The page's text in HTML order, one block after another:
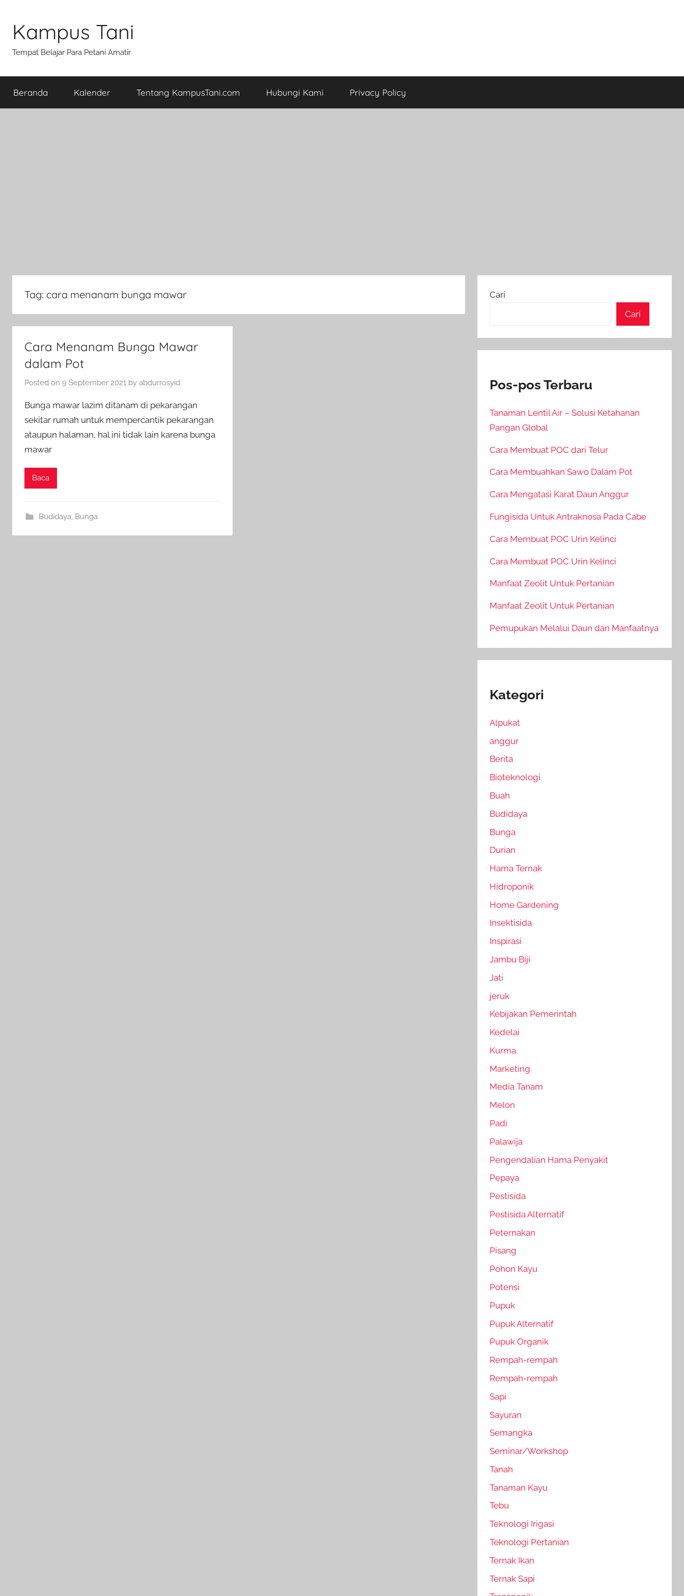
content
Kampus Tani
Tempat Belajar Para Petani Amatir
Beranda Kalender Tentang KampusTani.com Hubungi Kami Privacy Policy
Tag: cara menanam bunga mawar
Cara Menanam Bunga Mawar
dalam Pot
Posted on 9 September 2021 by abdurrosyid
Bunga mawar lazim ditanam di pekarangan
sekitar rumah untuk mempercantik pekarangan
ataupun halaman, hal ini tidak lain karena bunga
mawar
Baca
Budidaya, Bunga
Cari
Cari
Pos-pos Terbaru
Tanaman Lentil Air – Solusi Ketahanan
Pangan Global
Cara Membuat POC dari Telur
Cara Membuahkan Sawo Dalam Pot
Cara Mengatasi Karat Daun Anggur
Fungisida Untuk Antraknosa Pada Cabe
Cara Membuat POC Urin Kelinci
Cara Membuat POC Urin Kelinci
Manfaat Zeolit Untuk Pertanian
Manfaat Zeolit Untuk Pertanian
Pemupukan Melalui Daun dan Manfaatnya
Kategori
Alpukat
anggur
Berita
Bioteknologi
Buah
Budidaya
Bunga
Durian
Hama Ternak
Hidroponik
Home Gardening
Insektisida
Inspirasi
Jambu Biji
Jati
jeruk
Kebijakan Pemerintah
Kedelai
Kurma
Marketing
Media Tanam
Melon
Padi
Palawija
Pengendalian Hama Penyakit
Pepaya
Pestisida
Pestisida Alternatif
Peternakan
Pisang
Pohon Kayu
Potensi
Pupuk
Pupuk Alternatif
Pupuk Organik
Rempah-rempah
Rempah-rempah
Sapi
Sayuran
Semangka
Seminar/Workshop
Tanah
Tanaman Kayu
Tebu
Teknologi Irigasi
Teknologi Pertanian
Ternak Ikan
Ternak Sapi